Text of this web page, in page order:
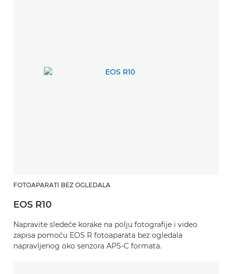
FOTOAPARATI BEZ OGLEDALA
EOS R10
Napravite sledeće korake na polju fotografije i video
zapisa pomoću EOS R fotoaparata bez ogledala
napravljenog oko senzora APS-C formata.